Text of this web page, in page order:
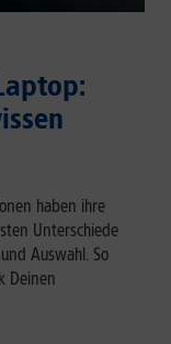
haben ihre
Unterschiede
Auswahl. So
Deinen